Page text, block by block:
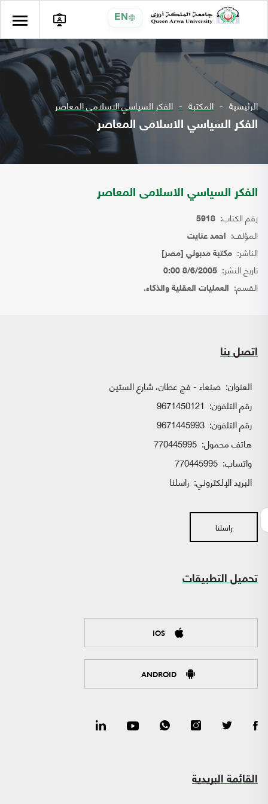
EN
الرئيسية المكتبة الفكر السياسي الاسلامى المعاصر
الفكر السياسي الاسلامى المعاصر
الفكر السياسي الاسلامى المعاصر
رقم الكتاب: 5918
المؤلف: احمد عنايت
الناشر: مكتبة مدبولي [مصر]
تاريخ النشر: 8/6/2005 0:00
القسم: العمليات العقلية والذكاء.
اتصل بنا
العنوان: صنعاء - فج عطان، شارع الستين
رقم التلفون: 9671450121
رقم التلفون: 9671445993
هاتف محمول: 770445995
واتساب:
البريد الإلكتروني: راسلنا
راسلنا
تحميل التطبيقات
IOS
ANDROID
القائمة البريدية